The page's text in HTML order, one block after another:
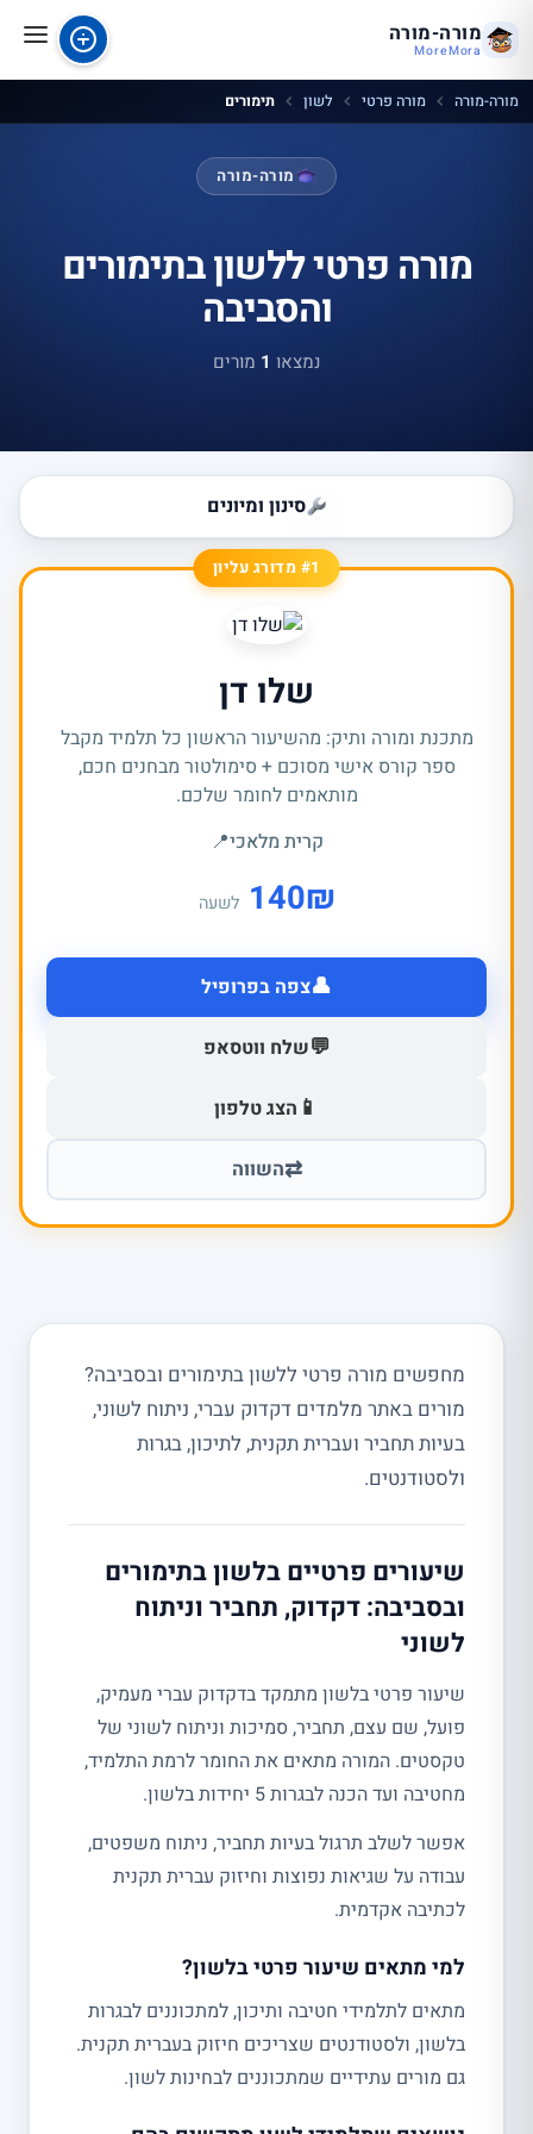
מורה-מורה
MoreMora
מורה-מורה מורה פרטי לשון תימורים
מורה-מורה
מורה פרטי ללשון בתימורים
והסביבה
נמצאו 1 מורים
סינון ומיונים
#1 מדורג עליון
שלו דן
מתכנת ומורה ותיק: מהשיעור הראשון כל תלמיד מקבל
ספר קורס אישי מסוכם + סימולטור מבחנים חכם,
מותאמים לחומר שלכם.
קרית מלאכי📍
₪
140 לשעה
👤צפה בפרופיל
💬שלח ווטסאפ
📱 הצג טלפון
⇄השווה
מחפשים מורה פרטי ללשון בתימורים ובסביבה?
מורים באתר מלמדים דקדוק עברי, ניתוח לשוני,
בעיות תחביר ועברית תקנית, לתיכון, בגרות
ולסטודנטים.
שיעורים פרטיים בלשון בתימורים
ובסביבה: דקדוק, תחביר וניתוח
לשוני
שיעור פרטי בלשון מתמקד בדקדוק עברי מעמיק,
פועל, שם עצם, תחביר, סמיכות וניתוח לשוני של
טקסטים. המורה מתאים את החומר לרמת התלמיד,
מחטיבה ועד הכנה לבגרות 5 יחידות בלשון.
אפשר לשלב תרגול בעיות תחביר, ניתוח משפטים,
עבודה על שגיאות נפוצות וחיזוק עברית תקנית
לכתיבה אקדמית.
למי מתאים שיעור פרטי בלשון?
מתאים לתלמידי חטיבה ותיכון, למתכוננים לבגרות
בלשון, ולסטודנטים שצריכים חיזוק בעברית תקנית.
גם מורים עתידיים שמתכוננים לבחינות לשון.